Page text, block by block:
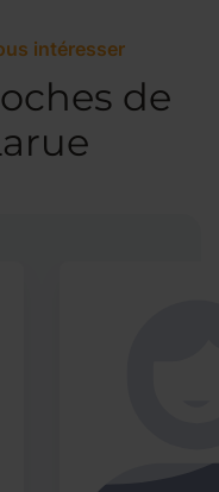
intéresser
de